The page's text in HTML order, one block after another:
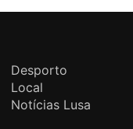
Desporto
Local
Notícias Lusa